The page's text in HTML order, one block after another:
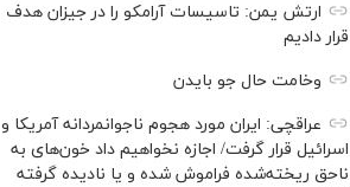
ارتش یمن: تاسیسات آرامکو را در جیزان هدف
قرار دادیم
وخامت حال جو بایدن
عراقچی: ایران مورد هجوم ناجوانمردانه آمریکا و
اسرائیل قرار گرفت/ اجازه نخواهیم داد خون‌های به
ناحق ریخته‌شده فراموش شده و یا نادیده گرفته